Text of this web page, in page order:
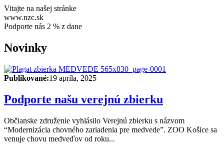
Vitajte na našej stránke
www.nzc.sk
Podporte nás 2 % z dane
Novinky
Publikované:19 apríla, 2025
Podporte našu verejnú zbierku
Občianske združenie vyhlásilo Verejnú zbierku s názvom
“Modernizácia chovného zariadenia pre medvede”. ZOO Košice sa
venuje chovu medveďov od roku...